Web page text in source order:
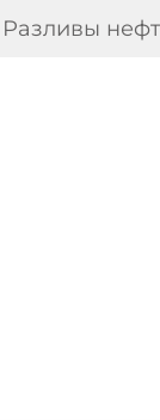
Разливы